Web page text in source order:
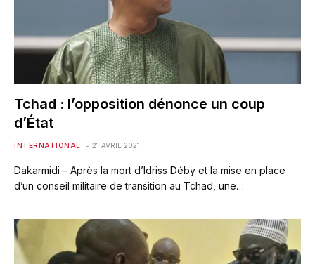
Tchad : l’opposition dénonce un coup
d’État
INTERNATIONAL 21 AVRIL 2021
Dakarmidi – Après la mort d’Idriss Déby et la mise en place
d’un conseil militaire de transition au Tchad, une…